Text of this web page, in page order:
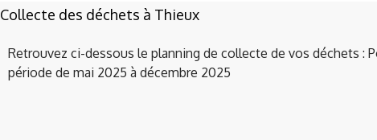
Collecte des déchets à Thieux
Retrouvez ci-dessous le planning de collecte de vos déchets :
période de mai 2025 à décembre 2025